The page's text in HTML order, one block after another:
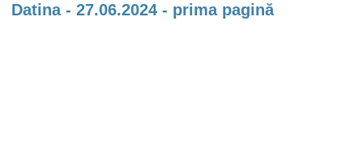
Datina - 27.06.2024 - prima pagină